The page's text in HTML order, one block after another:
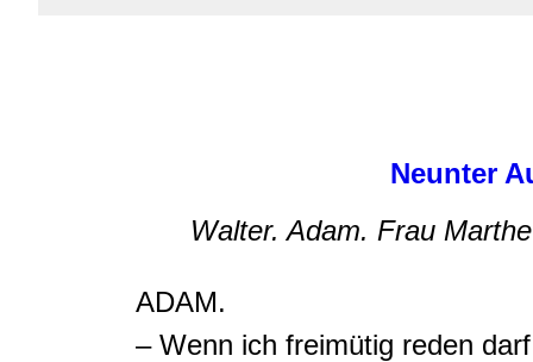
Neunter
Walter. Adam. Frau
ADAM.
– Wenn ich freimütig reden